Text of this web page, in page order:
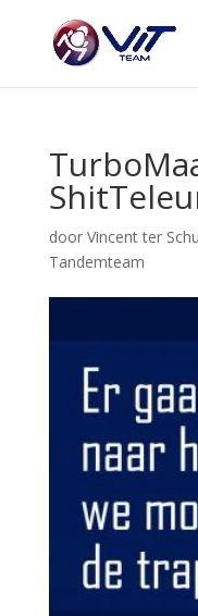
door Vincent ter
Tandemteam